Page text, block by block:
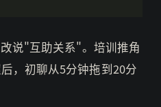
说"互助关系"。培训推角
，初聊从5分钟拖到20分